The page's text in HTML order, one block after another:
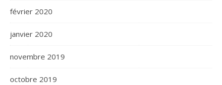
février 2020
janvier 2020
novembre 2019
octobre 2019